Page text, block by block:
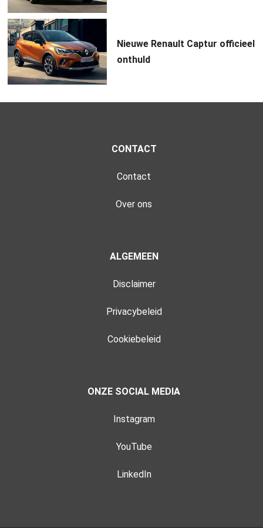
Nieuwe Renault Captur officieel
onthuld
CONTACT
Contact
Over ons
ALGEMEEN
Disclaimer
Privacybeleid
Cookiebeleid
ONZE SOCIAL MEDIA
Instagram
YouTube
LinkedIn